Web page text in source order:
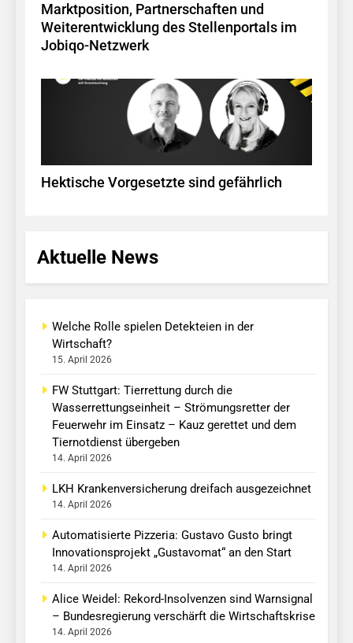
Marktposition, Partnerschaften und
Weiterentwicklung des Stellenportals im
Jobiqo-Netzwerk
Hektische Vorgesetzte sind gefährlich
Aktuelle News
Welche Rolle spielen Detekteien in der
Wirtschaft?
15. April 2026
FW Stuttgart: Tierrettung durch die
Wasserrettungseinheit – Strömungsretter der
Feuerwehr im Einsatz – Kauz gerettet und dem
Tiernotdienst übergeben
14. April 2026
LKH Krankenversicherung dreifach ausgezeichnet
14. April 2026
Automatisierte Pizzeria: Gustavo Gusto bringt
Innovationsprojekt „Gustavomat“ an den Start
14. April 2026
Alice Weidel: Rekord-Insolvenzen sind Warnsignal
– Bundesregierung verschärft die Wirtschaftskrise
14. April 2026